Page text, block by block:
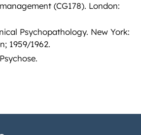
(CG178). London:
Psychopathology. New York:
1959/1962.